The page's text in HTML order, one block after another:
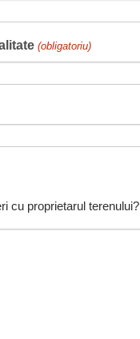
(obligatoriu)
cu proprietarul terenului?